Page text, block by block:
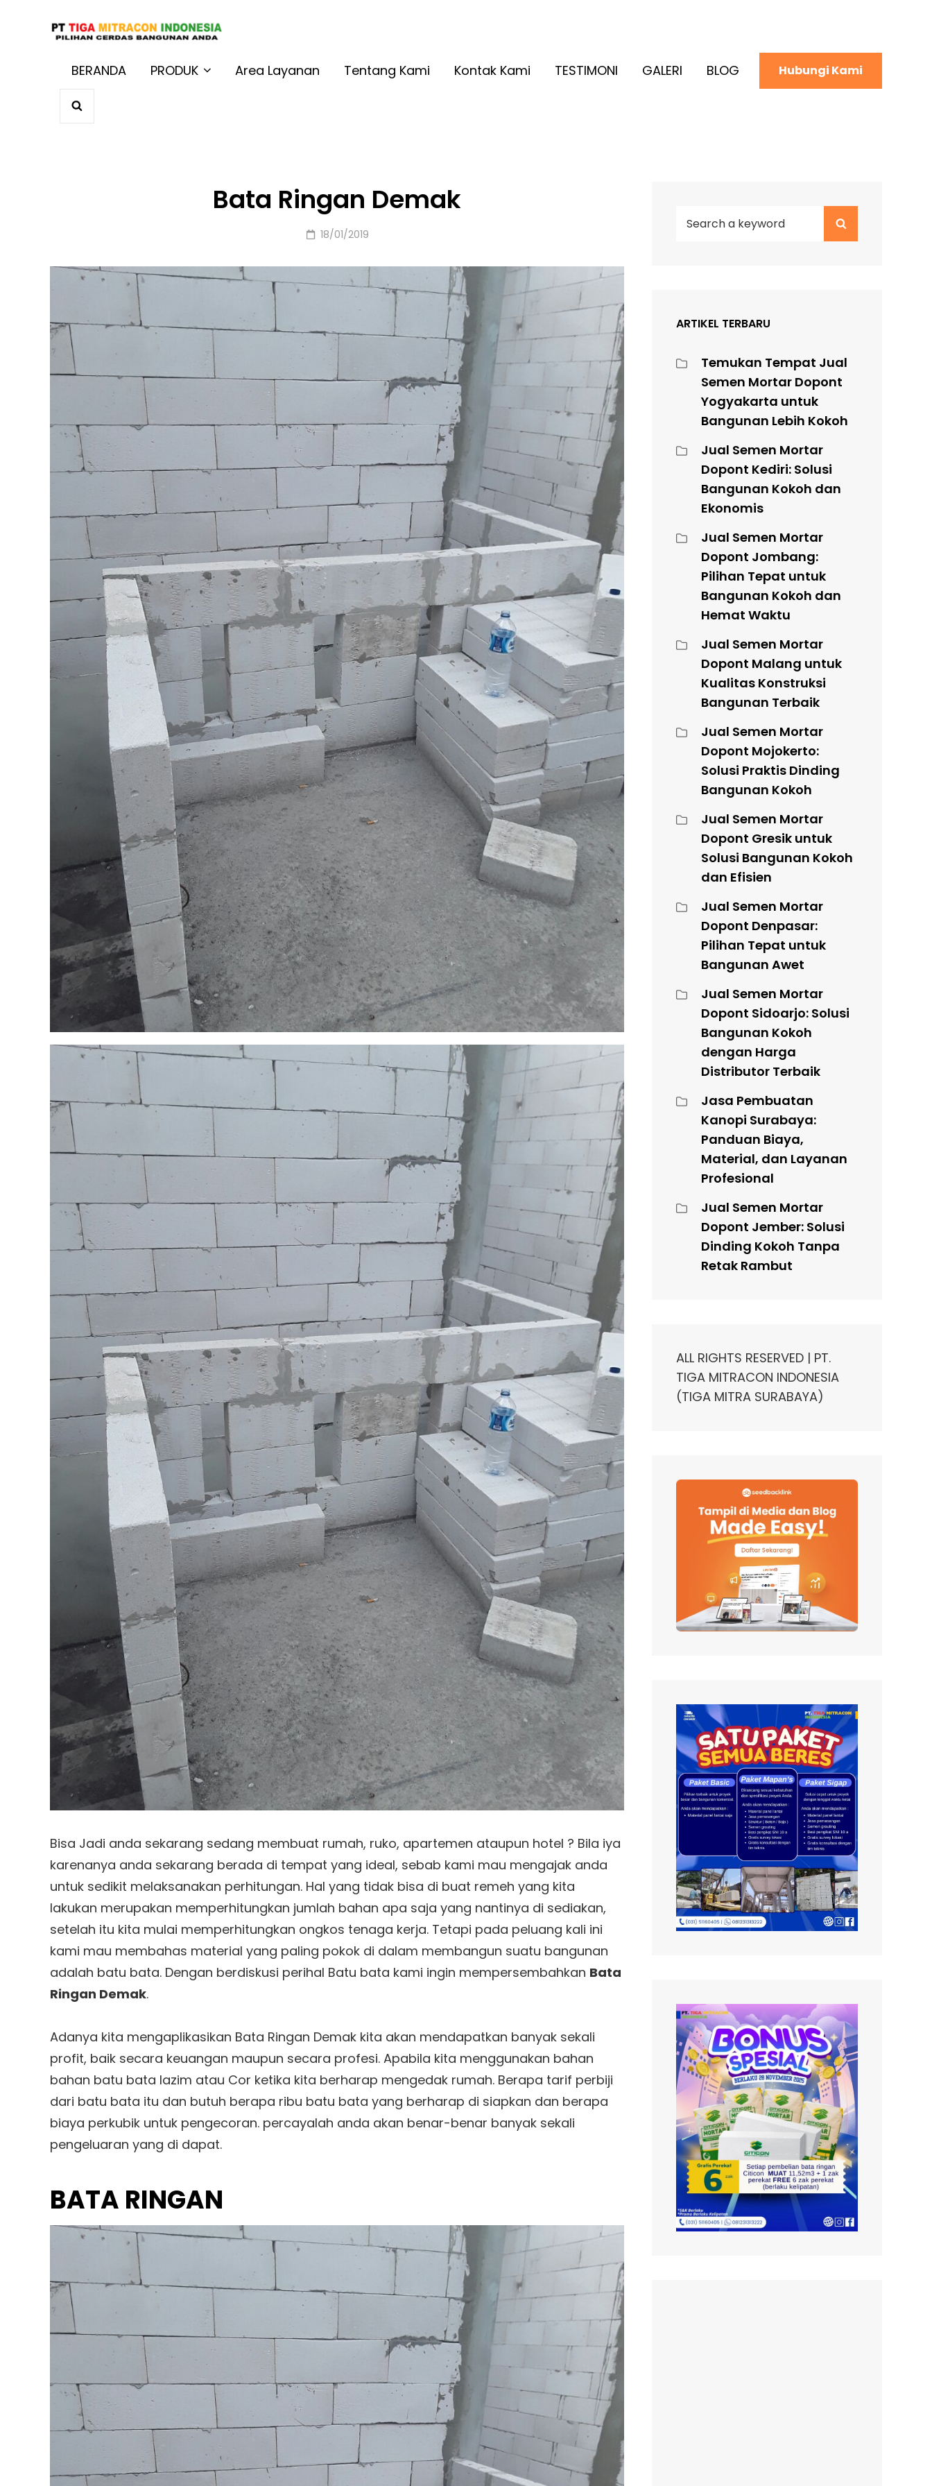
BERANDA PRODUK Area Layanan Tentang Kami Kontak Kami TESTIMONI GALERI BLOG Hubungi Kami
Bata Ringan Demak
Posted
18/01/2019
Bisa Jadi anda sekarang sedang membuat rumah, ruko, apartemen ataupun hotel ? Bila iya
karenanya anda sekarang berada di tempat yang ideal, sebab kami mau mengajak anda
untuk sedikit melaksanakan perhitungan. Hal yang tidak bisa di buat remeh yang kita
lakukan merupakan memperhitungkan jumlah bahan apa saja yang nantinya di sediakan,
setelah itu kita mulai memperhitungkan ongkos tenaga kerja. Tetapi pada peluang kali ini
kami mau membahas material yang paling pokok di dalam membangun suatu bangunan
adalah batu bata. Dengan berdiskusi perihal Batu bata kami ingin mempersembahkan Bata
Ringan Demak.
Adanya kita mengaplikasikan Bata Ringan Demak kita akan mendapatkan banyak sekali
profit, baik secara keuangan maupun secara profesi. Apabila kita menggunakan bahan
bahan batu bata lazim atau Cor ketika kita berharap mengedak rumah. Berapa tarif perbiji
dari batu bata itu dan butuh berapa ribu batu bata yang berharap di siapkan dan berapa
biaya perkubik untuk pengecoran. percayalah anda akan benar-benar banyak sekali
pengeluaran yang di dapat.
BATA RINGAN
Search
ARTIKEL TERBARU
Temukan Tempat Jual
Semen Mortar Dopont
Yogyakarta untuk
Bangunan Lebih Kokoh
Jual Semen Mortar
Dopont Kediri: Solusi
Bangunan Kokoh dan
Ekonomis
Jual Semen Mortar
Dopont Jombang:
Pilihan Tepat untuk
Bangunan Kokoh dan
Hemat Waktu
Jual Semen Mortar
Dopont Malang untuk
Kualitas Konstruksi
Bangunan Terbaik
Jual Semen Mortar
Dopont Mojokerto:
Solusi Praktis Dinding
Bangunan Kokoh
Jual Semen Mortar
Dopont Gresik untuk
Solusi Bangunan Kokoh
dan Efisien
Jual Semen Mortar
Dopont Denpasar:
Pilihan Tepat untuk
Bangunan Awet
Jual Semen Mortar
Dopont Sidoarjo: Solusi
Bangunan Kokoh
dengan Harga
Distributor Terbaik
Jasa Pembuatan
Kanopi Surabaya:
Panduan Biaya,
Material, dan Layanan
Profesional
Jual Semen Mortar
Dopont Jember: Solusi
Dinding Kokoh Tanpa
Retak Rambut
ALL RIGHTS RESERVED | PT.
TIGA MITRACON INDONESIA
(TIGA MITRA SURABAYA)